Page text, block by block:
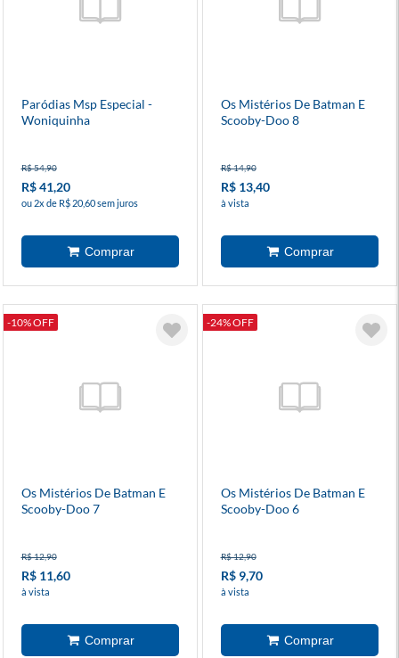
Paródias Msp Especial -
Woniquinha
R$ 54,90
R$ 41,20
ou 2x de R$ 20,60 sem juros
Os Mistérios De Batman E
Scooby-Doo 8
R$ 14,90
R$ 13,40
à vista
-10% OFF
Os Mistérios De Batman E
Scooby-Doo 7
R$ 12,90
R$ 11,60
à vista
-24% OFF
Os Mistérios De Batman E
Scooby-Doo 6
R$ 12,90
R$ 9,70
à vista